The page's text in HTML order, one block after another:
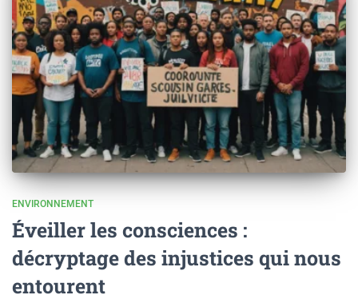
ENVIRONNEMENT
Éveiller les consciences :
décryptage des injustices qui nous
entourent